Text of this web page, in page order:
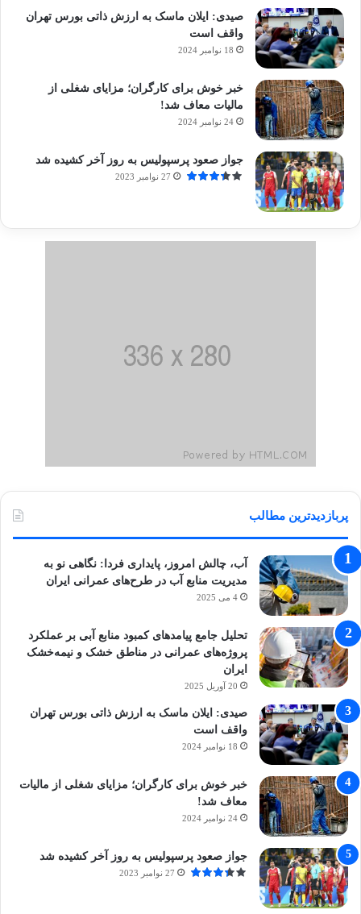
صیدی: ایلان ماسک به ارزش ذاتی بورس تهران
واقف است
18 نوامبر 2024
خبر خوش برای کارگران؛ مزایای شغلی از
مالیات معاف شد!
24 نوامبر 2024
جواز صعود پرسپولیس به روز آخر کشیده شد
27 نوامبر 2023
پربازدیدترین مطالب
آب، چالش امروز، پایداری فردا: نگاهی نو به
مدیریت منابع آب در طرح‌های عمرانی ایران
4 می 2025
تحلیل جامع پیامدهای کمبود منابع آبی بر عملکرد
پروژه‌های عمرانی در مناطق خشک و نیمه‌خشک
ایران
20 آوریل 2025
صیدی: ایلان ماسک به ارزش ذاتی بورس تهران
واقف است
18 نوامبر 2024
خبر خوش برای کارگران؛ مزایای شغلی از مالیات
معاف شد!
24 نوامبر 2024
جواز صعود پرسپولیس به روز آخر کشیده شد
27 نوامبر 2023